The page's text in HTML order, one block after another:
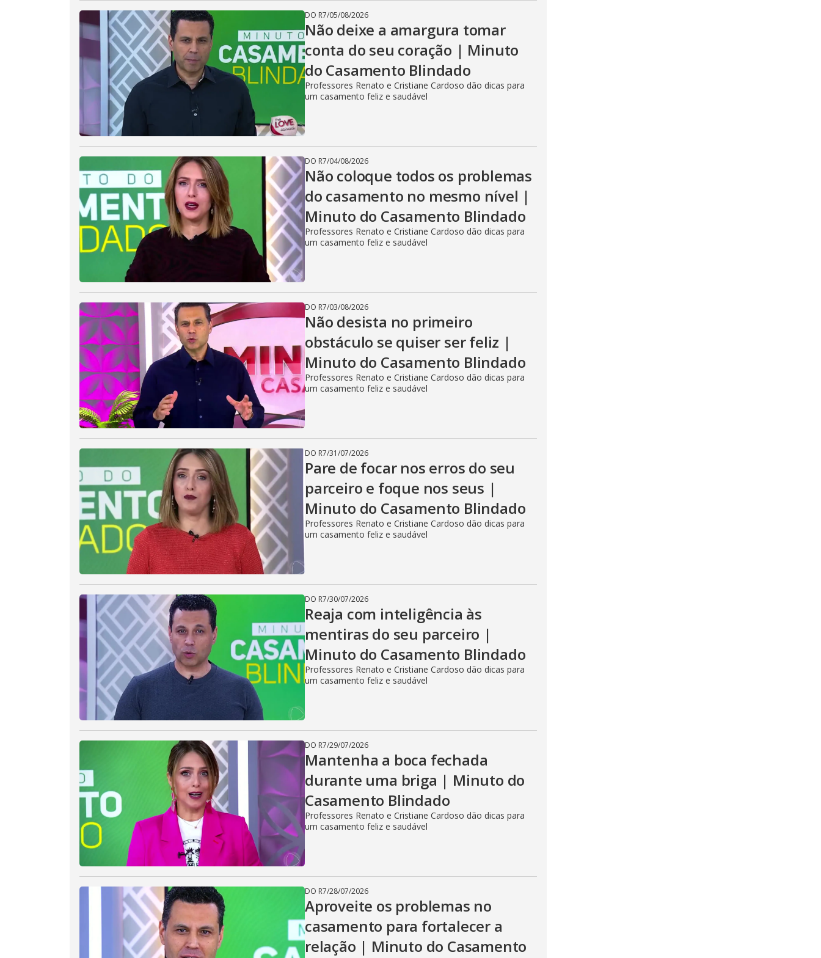
DO R7/05/08/2026
Não deixe a amargura tomar
conta do seu coração | Minuto
do Casamento Blindado
Professores Renato e Cristiane Cardoso dão dicas para
um casamento feliz e saudável
DO R7/04/08/2026
Não coloque todos os problemas
do casamento no mesmo nível |
Minuto do Casamento Blindado
Professores Renato e Cristiane Cardoso dão dicas para
um casamento feliz e saudável
DO R7/03/08/2026
Não desista no primeiro
obstáculo se quiser ser feliz |
Minuto do Casamento Blindado
Professores Renato e Cristiane Cardoso dão dicas para
um casamento feliz e saudável
DO R7/31/07/2026
Pare de focar nos erros do seu
parceiro e foque nos seus |
Minuto do Casamento Blindado
Professores Renato e Cristiane Cardoso dão dicas para
um casamento feliz e saudável
DO R7/30/07/2026
Reaja com inteligência às
mentiras do seu parceiro |
Minuto do Casamento Blindado
Professores Renato e Cristiane Cardoso dão dicas para
um casamento feliz e saudável
DO R7/29/07/2026
Mantenha a boca fechada
durante uma briga | Minuto do
Casamento Blindado
Professores Renato e Cristiane Cardoso dão dicas para
um casamento feliz e saudável
DO R7/28/07/2026
Aproveite os problemas no
casamento para fortalecer a
relação | Minuto do Casamento